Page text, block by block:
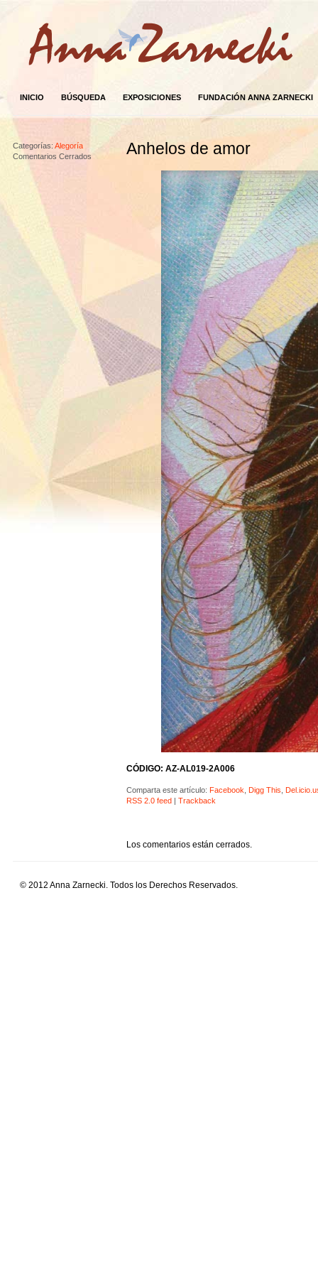
INICIO BÚSQUEDA EXPOSICIONES FUNDACIÓN ANNA ZARNECKI
Categorías: Alegoría
Comentarios Cerrados
Anhelos de amor
CÓDIGO: AZ-AL019-2A006
Comparta este artículo: Facebook Digg This
RSS 2.0 feed| Trackback
Los comentarios están cerrados.
© 2012 Anna Zarnecki. Todos los Derechos Reservados.